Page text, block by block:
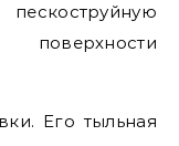
Его тыльная